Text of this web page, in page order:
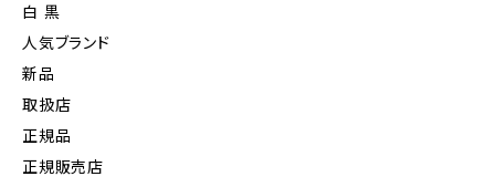
白 黒
人気ブランド
新品
取扱店
正規品
正規販売店